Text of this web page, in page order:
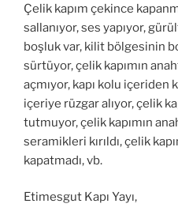
Çelik kapım çekince
sallanıyor, ses yapıyor,
boşluk var, kilit bölgesinin
sürtüyor, çelik kapımın
açmıyor, kapı kolu içeriden
içeriye rüzgar alıyor, çelik
tutmuyor, çelik kapımın
seramikleri kırıldı, çelik
kapatmadı, vb.
Etimesgut Kapı Yayı,